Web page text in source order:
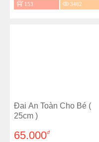
153 3462
Đai An Toàn Cho Bé (
25cm )
65.000đ